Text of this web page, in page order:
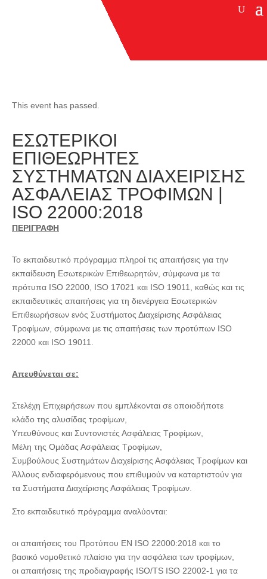
This event has passed.
ΕΣΩΤΕΡΙΚΟΙ
ΕΠΙΘΕΩΡΗΤΕΣ
ΣΥΣΤΗΜΑΤΩΝ ΔΙΑΧΕΙΡΙΣΗΣ
ΑΣΦΑΛΕΙΑΣ ΤΡΟΦΙΜΩΝ |
ISO 22000:2018
ΠΕΡΙΓΡΑΦΗ
Το εκπαιδευτικό πρόγραμμα πληροί τις απαιτήσεις για την
εκπαίδευση Εσωτερικών Επιθεωρητών, σύμφωνα με τα
πρότυπα ISO 22000, ISO 17021 και ISO 19011, καθώς και τις
εκπαιδευτικές απαιτήσεις για τη διενέργεια Εσωτερικών
Επιθεωρήσεων ενός Συστήματος Διαχείρισης Ασφάλειας
Τροφίμων, σύμφωνα με τις απαιτήσεις των προτύπων ISO
22000 και ISO 19011.
Απευθύνεται σε:
Στελέχη Επιχειρήσεων που εμπλέκονται σε οποιοδήποτε
κλάδο της αλυσίδας τροφίμων,
Υπευθύνους και Συντονιστές Ασφάλειας Τροφίμων,
Μέλη της Ομάδας Ασφάλειας Τροφίμων,
Συμβούλους Συστημάτων Διαχείρισης Ασφάλειας Τροφίμων και
Άλλους ενδιαφερόμενους που επιθυμούν να καταρτιστούν για
τα Συστήματα Διαχείρισης Ασφάλειας Τροφίμων.
Στο εκπαιδευτικό πρόγραμμα αναλύονται:
οι απαιτήσεις του Προτύπου EN ISO 22000:2018 και το
βασικό νομοθετικό πλαίσιο για την ασφάλεια των τροφίμων,
οι απαιτήσεις της προδιαγραφής ISO/TS ISO 22002-1 για τα